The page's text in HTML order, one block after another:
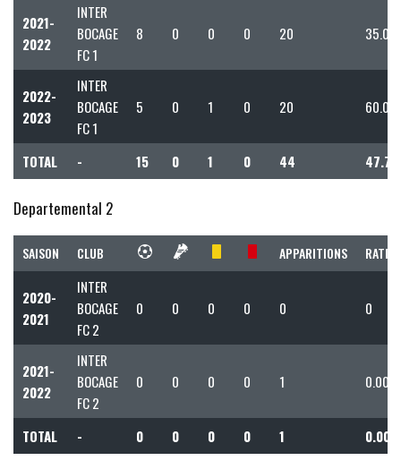
2021-
2022
INTER
BOCAGE
FC 1
8 0 0 0 20 35.00
2022-
2023
INTER
BOCAGE
FC 1
5 0 1 0 20 60.00
TOTAL - 15 0 1 0 44 47.73
Departemental 2
SAISON CLUB APPARITIONS RATIO
2020-
2021
INTER
BOCAGE
FC 2
0 0 0 0 0 0
2021-
2022
INTER
BOCAGE
FC 2
0 0 0 0 1 0.00
TOTAL - 0 0 0 0 1 0.00